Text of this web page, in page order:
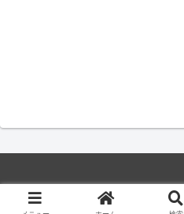
© 2015-2026 iPhone、アンドロ